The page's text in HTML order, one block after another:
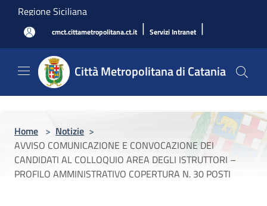
Salta al contenuto principale
Regione Siciliana
cmct.cittametropolitana.ct.it | Servizi Intranet |
Città Metropolitana di Catania
Home > Notizie >
AVVISO COMUNICAZIONE E CONVOCAZIONE DEI
CANDIDATI AL COLLOQUIO AREA DEGLI ISTRUTTORI –
PROFILO AMMINISTRATIVO COPERTURA N. 30 POSTI